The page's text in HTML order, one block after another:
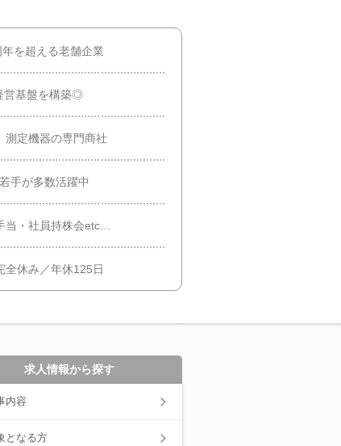
を超える老舗企業
営基盤を構築◎
測定機器の専門商社
手が多数活躍中
当・社員持株会etc…
全休み／年休125日
求人情報から探す
内容
となる方